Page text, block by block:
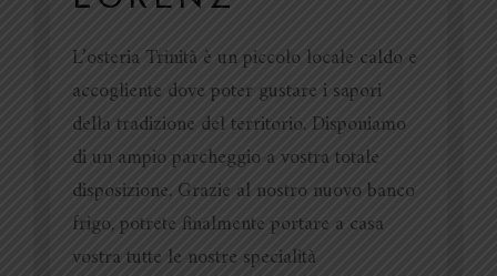
L’osteria Trinità è un piccolo locale caldo e
accogliente dove poter gustare i sapori
della tradizione del territorio. Disponiamo
di un ampio parcheggio a vostra totale
disposizione. Grazie al nostro nuovo banco
frigo, potrete finalmente portare a casa
vostra tutte le nostre specialità